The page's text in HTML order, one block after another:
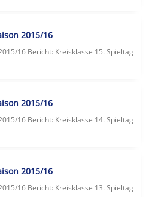
2015/16
16 Bericht: Kreisklasse 15. Spieltag
2015/16
16 Bericht: Kreisklasse 14. Spieltag
2015/16
16 Bericht: Kreisklasse 13. Spieltag